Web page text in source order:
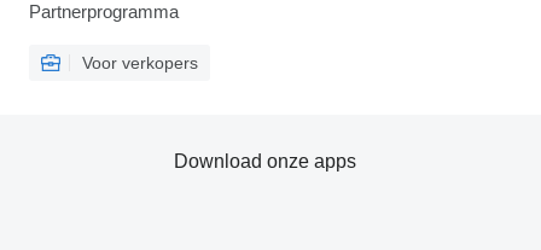
Partnerprogramma
Voor verkopers
Download onze apps